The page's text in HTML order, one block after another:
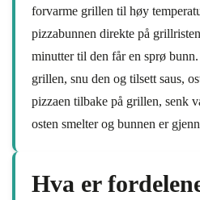
forvarme grillen til høy
pizzabunnen direkte på
minutter til den får en sprø
grillen, snu den og tilsett saus,
pizzaen tilbake på grillen, senk
osten smelter og bunnen er
Hva er